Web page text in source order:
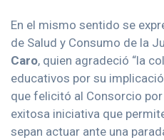
En el mismo sentido se
de Salud y Consumo de la
Caro, quien agradeció “la
educativos por su
que felicitó al Consorcio
exitosa iniciativa que
sepan actuar ante una